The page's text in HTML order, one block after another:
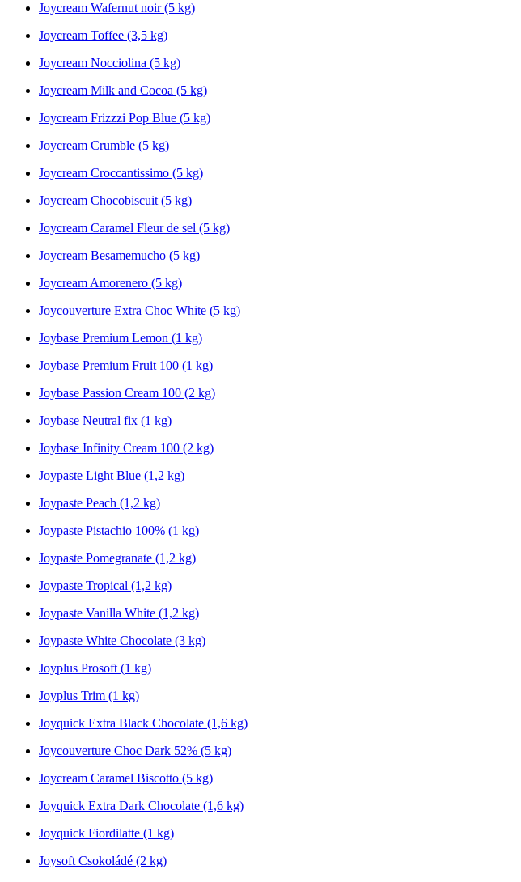
Joycream Wafernut noir (5 kg)
Joycream Toffee (3,5 kg)
Joycream Nocciolina (5 kg)
Joycream Milk and Cocoa (5 kg)
Joycream Frizzzi Pop Blue (5 kg)
Joycream Crumble (5 kg)
Joycream Croccantissimo (5 kg)
Joycream Chocobiscuit (5 kg)
Joycream Caramel Fleur de sel (5 kg)
Joycream Besamemucho (5 kg)
Joycream Amorenero (5 kg)
Joycouverture Extra Choc White (5 kg)
Joybase Premium Lemon (1 kg)
Joybase Premium Fruit 100 (1 kg)
Joybase Passion Cream 100 (2 kg)
Joybase Neutral fix (1 kg)
Joybase Infinity Cream 100 (2 kg)
Joypaste Light Blue (1,2 kg)
Joypaste Peach (1,2 kg)
Joypaste Pistachio 100% (1 kg)
Joypaste Pomegranate (1,2 kg)
Joypaste Tropical (1,2 kg)
Joypaste Vanilla White (1,2 kg)
Joypaste White Chocolate (3 kg)
Joyplus Prosoft (1 kg)
Joyplus Trim (1 kg)
Joyquick Extra Black Chocolate (1,6 kg)
Joycouverture Choc Dark 52% (5 kg)
Joycream Caramel Biscotto (5 kg)
Joyquick Extra Dark Chocolate (1,6 kg)
Joyquick Fiordilatte (1 kg)
Joysoft Csokoládé (2 kg)